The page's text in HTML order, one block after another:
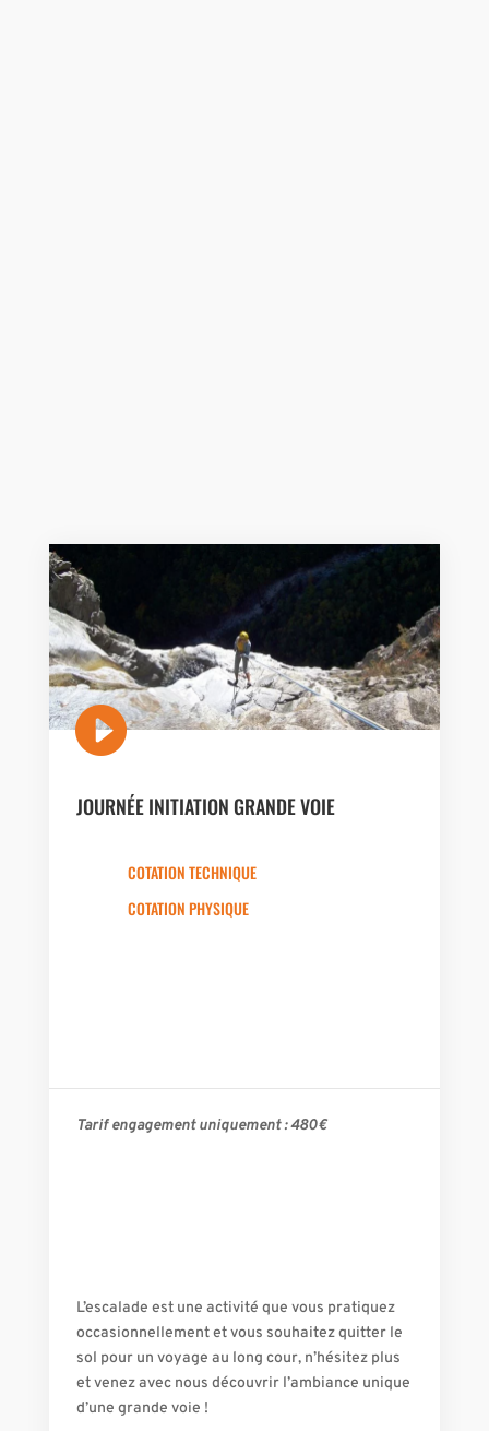

JOURNÉE INITIATION GRANDE VOIE
COTATION TECHNIQUE
COTATION PHYSIQUE
Tarif engagement uniquement :480€
L’escalade est une activité que vous pratiquez
occasionnellement et vous souhaitez quitter le
sol pour un voyage au long cour, n’hésitez plus
et venez avec nous découvrir l’ambiance unique
d’une grande voie !